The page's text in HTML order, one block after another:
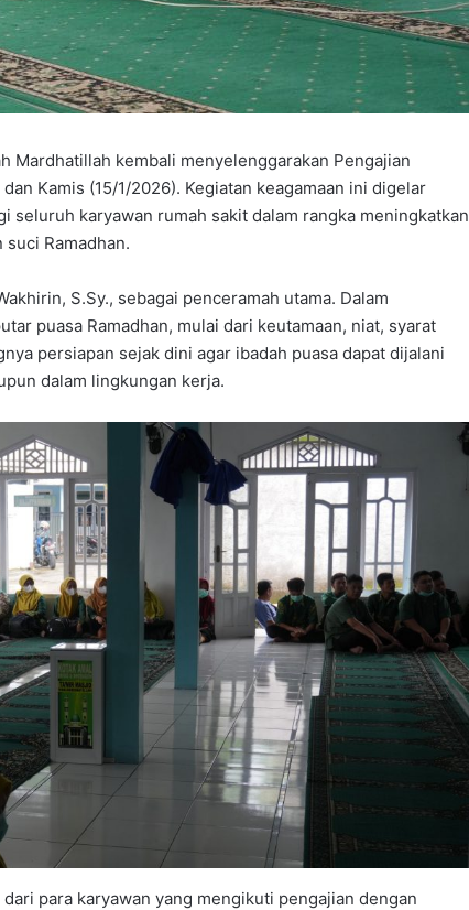
Mardhatillah kembali menyelenggarakan Pengajian
Kamis (15/1/2026). Kegiatan keagamaan ini digelar
seluruh karyawan rumah sakit dalam rangka meningkatkan
Ramadhan.
S.Sy., sebagai penceramah utama. Dalam
puasa Ramadhan, mulai dari keutamaan, niat, syarat
persiapan sejak dini agar ibadah puasa dapat dijalani
dalam lingkungan kerja.
para karyawan yang mengikuti pengajian dengan